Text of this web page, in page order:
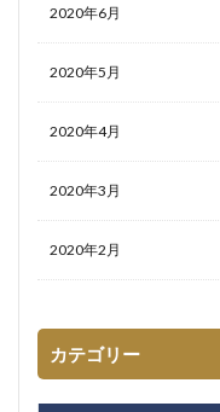
2020年6月
2020年5月
2020年4月
2020年3月
2020年2月
カテゴリー